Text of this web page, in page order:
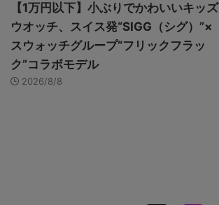
【1万円以下】小ぶりでかわいいキッズ
ウオッチ、スイス発“SIGG（シグ）”×
スウォッチグループ“フリックフラッ
ク”コラボモデル
2026/8/8